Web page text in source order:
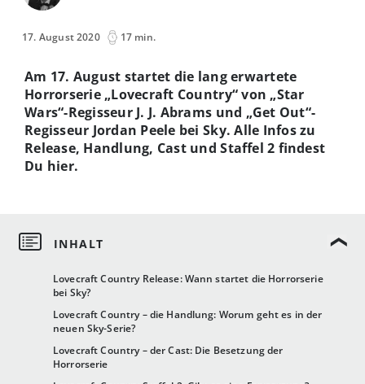
17. August 2020 17 min.
Lovecraft Country Release: Wann startet die Horrorserie
bei Sky?
Lovecraft Country – die Handlung: Worum geht es in der
neuen Sky-Serie?
Lovecraft Country – der Cast: Die Besetzung der
Horrorserie
Am 17. August startet die lang erwartete
Horrorserie „Lovecraft Country“ von „Star
Wars“-Regisseur J. J. Abrams und „Get Out“-
Regisseur Jordan Peele bei Sky. Alle Infos zu
Release, Handlung, Cast und Staffel 2 findest
Du hier.